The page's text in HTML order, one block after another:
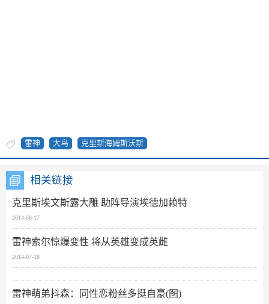
雷神 大鸟 克里斯海姆斯沃斯
相关链接
克里斯埃文斯露大雕 助阵导演埃德加赖特
2014-08-17
雷神索尔惊爆变性 将从英雄变成英雌
2014-07-18
雷神萌弟抖森：同性恋粉丝多挺自豪(图)